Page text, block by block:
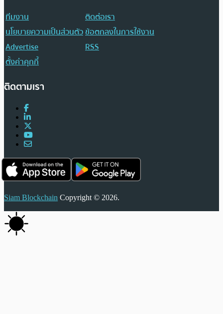
ทีมงาน
ติดต่อเรา
นโยบายความเป็นส่วนตัวข้อตกลงในการใช้งาน
Advertise
RSS
ตั้งค่าคุกกี้
ติดตามเรา
Siam Blockchain Copyright © 2026.